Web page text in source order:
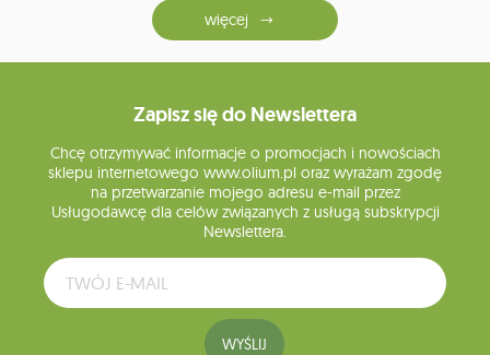
więcej
Zapisz się do Newslettera
Chcę otrzymywać informacje o promocjach i nowościach
sklepu internetowego www.olium.pl oraz wyrażam zgodę
na przetwarzanie mojego adresu e-mail przez
Usługodawcę dla celów związanych z usługą subskrypcji
Newslettera.
WYŚLIJ